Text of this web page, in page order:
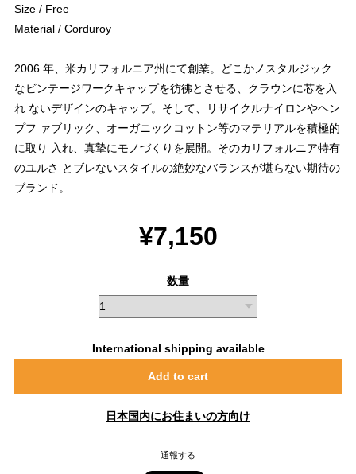
Size / Free
Material / Corduroy
2006 年、米カリフォルニア州にて創業。どこかノスタルジック
なビンテージワークキャップを彷彿とさせる、クラウンに芯を入
れ ないデザインのキャップ。そして、リサイクルナイロンやヘン
プフ ァブリック、オーガニックコットン等のマテリアルを積極的
に取り 入れ、真摯にモノづくりを展開。そのカリフォルニア特有
のユルさ とブレないスタイルの絶妙なバランスが堪らない期待の
ブランド。
¥7,150
数量
International shipping available
Add to cart
日本国内にお住まいの方向け
通報する